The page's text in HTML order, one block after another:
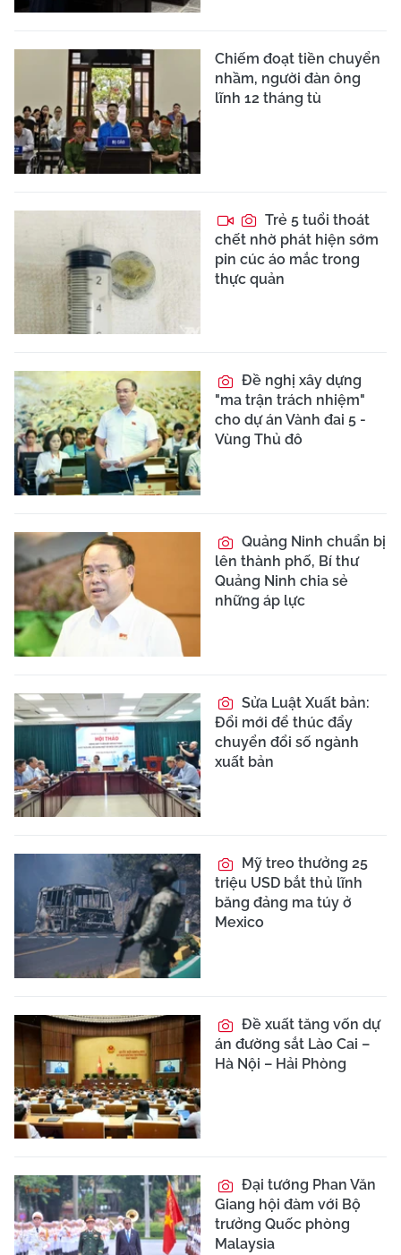
Chiếm đoạt tiền chuyển
nhầm, người đàn ông
lĩnh 12 tháng tù
Trẻ 5 tuổi thoát
chết nhờ phát hiện sớm
pin cúc áo mắc trong
thực quản
Đề nghị xây dựng
"ma trận trách nhiệm"
cho dự án Vành đai 5 -
Vùng Thủ đô
Quảng Ninh chuẩn bị
lên thành phố, Bí thư
Quảng Ninh chia sẻ
những áp lực
Sửa Luật Xuất bản:
Đổi mới để thúc đẩy
chuyển đổi số ngành
xuất bản
Mỹ treo thưởng 25
triệu USD bắt thủ lĩnh
băng đảng ma túy ở
Mexico
Đề xuất tăng vốn dự
án đường sắt Lào Cai –
Hà Nội – Hải Phòng
Đại tướng Phan Văn
Giang hội đàm với Bộ
trưởng Quốc phòng
Malaysia